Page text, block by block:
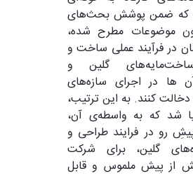
که ضمن پوشش بحث‌های
موضوعات مطرح شده،
در فرآیند عملی ساخت و
گلین و
ها در اجرای سازه‌های
کنند. به این ترتیب،
شد که به واسطه‌ی آن،
رو در فرایند طراحی و
گلین، برای شرکت
از پیش ملموس و قابل